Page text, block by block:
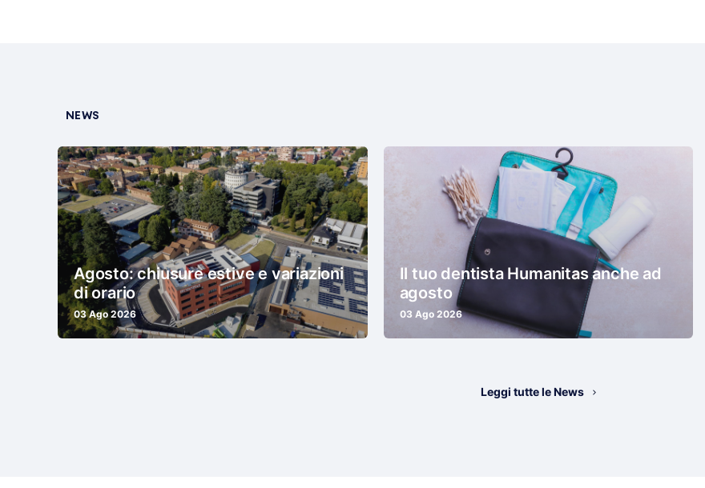
NEWS
Agosto: chiusure estive e variazioni
di orario
03 Ago 2026
Il tuo dentista Humanitas anche ad
agosto
03 Ago 2026
Leggi tutte le News